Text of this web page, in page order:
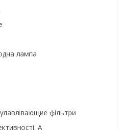
лампа
фільтри
A